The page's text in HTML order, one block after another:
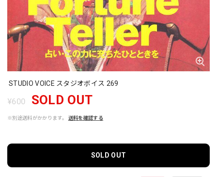
STUDIO VOICE スタジオボイス 269
¥600 SOLD OUT
※別途送料がかかります。 送料を確認する
SOLD OUT